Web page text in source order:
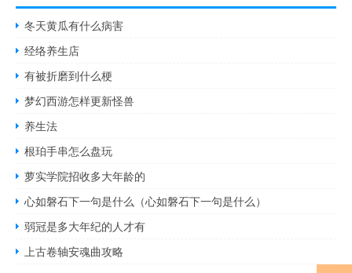
冬天黄瓜有什么病害
经络养生店
有被折磨到什么梗
梦幻西游怎样更新怪兽
养生法
根珀手串怎么盘玩
萝实学院招收多大年龄的
心如磐石下一句是什么（心如磐石下一句是什么）
弱冠是多大年纪的人才有
上古卷轴安魂曲攻略